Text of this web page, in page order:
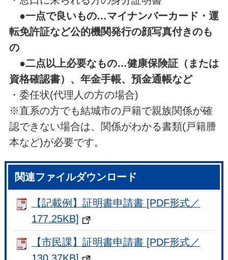
●一点で良いもの…マイナンバーカード・運
転免許証など公的機関発行の顔写真付きのも
の
●二点以上必要なもの…健康保険証（または
資格確認書）、年金手帳、預金通帳など
・委任状(代理人の方の場合)
※直系の方でも結城市の戸籍で親族関係が確
認できない場合は、関係がわかる書類(戸籍謄
本など)が必要です。
関連ファイルダウンロード
【記載例】証明書申請書 [PDF形式／
177.25KB]
【市民課】証明書申請書 [PDF形式／